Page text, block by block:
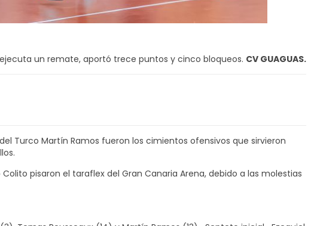
un remate, aportó trece puntos y cinco bloqueos. CV GUAGUAS.
Turco Martín Ramos fueron los cimientos ofensivos que sirvieron
pisaron el taraflex del Gran Canaria Arena, debido a las molestias